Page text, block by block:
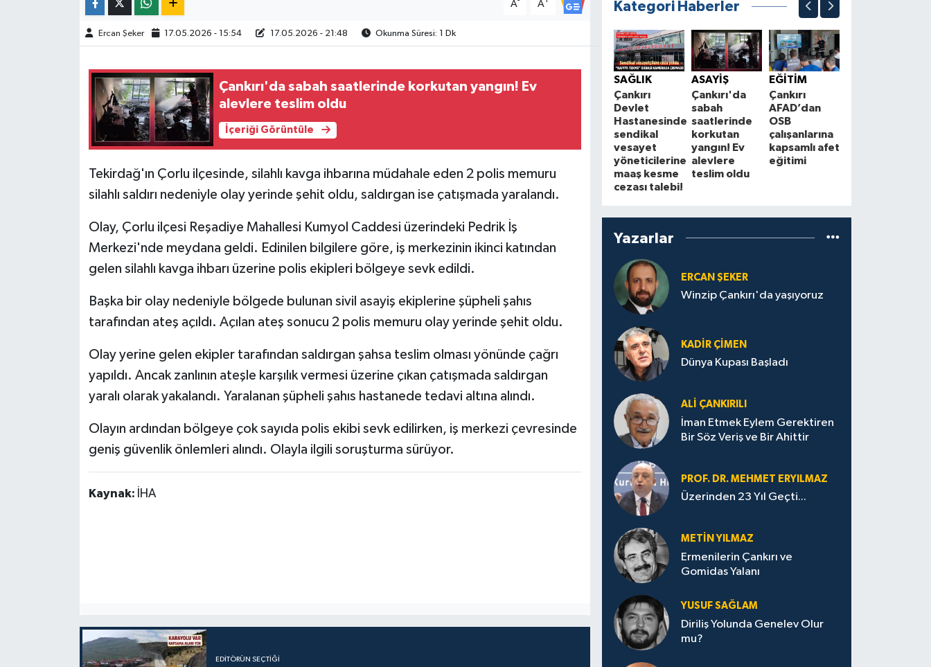
A A
Ercan Şeker 17.05.2026 - 15:54 17.05.2026 - 21:48 Okunma Süresi: 1 Dk
Çankırı'da sabah saatlerinde korkutan yangın! Ev
alevlere teslim oldu
İçeriği Görüntüle
Tekirdağ'ın Çorlu ilçesinde, silahlı kavga ihbarına müdahale eden 2 polis memuru
silahlı saldırı nedeniyle olay yerinde şehit oldu, saldırgan ise çatışmada yaralandı.
Olay, Çorlu ilçesi Reşadiye Mahallesi Kumyol Caddesi üzerindeki Pedrik İş
Merkezi'nde meydana geldi. Edinilen bilgilere göre, iş merkezinin ikinci katından
gelen silahlı kavga ihbarı üzerine polis ekipleri bölgeye sevk edildi.
Başka bir olay nedeniyle bölgede bulunan sivil asayiş ekiplerine şüpheli şahıs
tarafından ateş açıldı. Açılan ateş sonucu 2 polis memuru olay yerinde şehit oldu.
Olay yerine gelen ekipler tarafından saldırgan şahsa teslim olması yönünde çağrı
yapıldı. Ancak zanlının ateşle karşılık vermesi üzerine çıkan çatışmada saldırgan
yaralı olarak yakalandı. Yaralanan şüpheli şahıs hastanede tedavi altına alındı.
Olayın ardından bölgeye çok sayıda polis ekibi sevk edilirken, iş merkezi çevresinde
geniş güvenlik önlemleri alındı. Olayla ilgili soruşturma sürüyor.
Kaynak: İHA
EDITÖRÜN SEÇTIĞI
Kategori Haberler
SAĞLIK
Çankırı
Devlet
Hastanesinde
sendikal
vesayet
yöneticilerine
maaş kesme
cezası talebi!
ASAYİŞ
Çankırı'da
sabah
saatlerinde
korkutan
yangın! Ev
alevlere
teslim oldu
EĞİTİM
Çankırı
AFAD’dan
OSB
çalışanlarına
kapsamlı afet
eğitimi
Yazarlar
ERCAN ŞEKER
Winzip Çankırı'da yaşıyoruz
KADIR ÇIMEN
Dünya Kupası Başladı
ALI ÇANKIRILI
İman Etmek Eylem Gerektiren
Bir Söz Veriş ve Bir Ahittir
PROF. DR. MEHMET ERYILMAZ
Üzerinden 23 Yıl Geçti...
METIN YILMAZ
Ermenilerin Çankırı ve
Gomidas Yalanı
YUSUF SAĞLAM
Diriliş Yolunda Genelev Olur
mu?
TÜRKİYE